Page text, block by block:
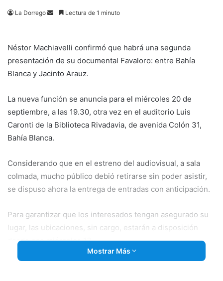
La Dorrego
SendLectura de 1 minuto
Néstor Machiavelli confirmó que habrá una segunda
presentación de su documental Favaloro: entre Bahía
Blanca y Jacinto Arauz.
La nueva función se anuncia para el miércoles 20 de
septiembre, a las 19.30, otra vez en el auditorio Luis
Caronti de la Biblioteca Rivadavia, de avenida Colón 31,
Bahía Blanca.
Considerando que en el estreno del audiovisual, a sala
colmada, mucho público debió retirarse sin poder asistir,
se dispuso ahora la entrega de entradas con anticipación.
Para garantizar que los interesados tengan asegurado su
lugar, las ubicaciones, sin cargo, estarán a disposición
desde ese miércoles 13.
Mostrar Más